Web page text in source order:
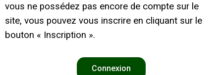
vous ne possédez pas encore de compte sur le
site, vous pouvez vous inscrire en cliquant sur le
bouton « Inscription ».
Connexion